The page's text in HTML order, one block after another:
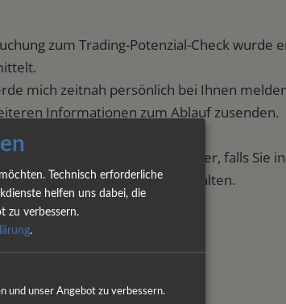
Kontakt
Sitemap
Trading-Technik
Reisen
zum Trading-Potenzial-Check wurde
mich zeitnah persönlich bei Ihnen
Informationen zum Ablauf zusenden.
Sie auch Ihren Spam-Ordner, falls Sie
Stunden keine Nachricht erhalten.
Grüße von
Technisch erforderliche
helfen uns dabei, die
zu verbessern.
.
und unser Angebot zu verbessern.